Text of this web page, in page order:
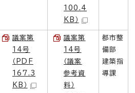
100.4
KB）
議案第
14号
（PDF
167.3
KB）
議案第
14号
（議案
参考資
料）
都市整
備部
建築指
導課